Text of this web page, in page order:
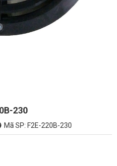
230
Mã SP: F2E-220B-230